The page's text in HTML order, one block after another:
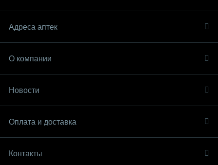
Адреса аптек
О компании
Новости
Оплата и доставка
Контакты